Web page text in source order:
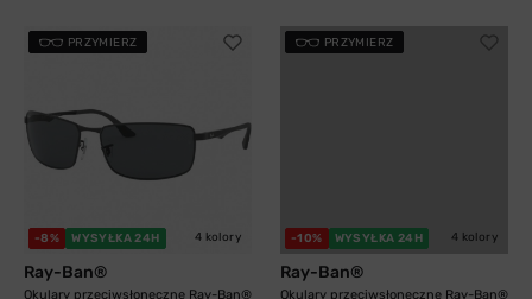
PRZYMIERZ
-8% WYSYŁKA 24H 4 kolory
Ray-Ban®
Okulary przeciwsłoneczne Ray-Ban®
PRZYMIERZ
-10% WYSYŁKA 24H 4 kolory
Ray-Ban®
Okulary przeciwsłoneczne Ray-Ban®